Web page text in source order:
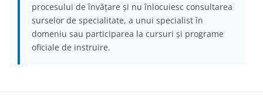
procesului de învățare și nu înlocuiesc consultarea
surselor de specialitate, a unui specialist în
domeniu sau participarea la cursuri și programe
oficiale de instruire.